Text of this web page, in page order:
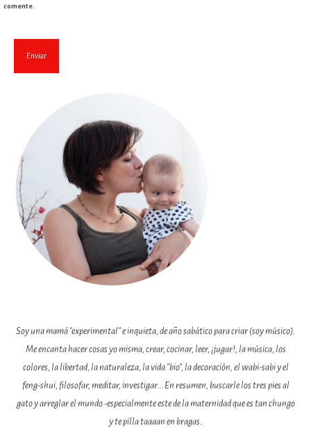
comente.
Soy una mamá "experimental" e inquieta, de año sabático para criar (soy músico).
Me encanta hacer cosas yo misma, crear, cocinar, leer, ¡jugar!, la música, los
colores, la libertad, la naturaleza, la vida "bio", la decoración, el wabi-sabi y el
feng-shui, filosofar, meditar, investigar... En resumen, buscarle los tres pies al
gato y arreglar el mundo -especialmente este de la maternidad que es tan chungo
y te pilla taaaan en bragas.